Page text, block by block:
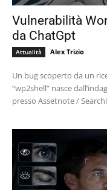
Vulnerabilità
da ChatGpt
Attualità Alex Trizio
Un bug scoperto da un ricercatore
“wp2shell” nasce
presso Assetnote /